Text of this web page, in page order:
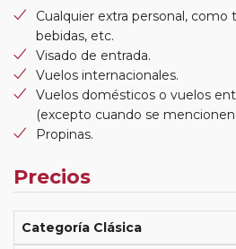
Cualquier extra personal, como
bebidas, etc.
Visado de entrada.
Vuelos internacionales.
Vuelos domésticos o vuelos
(excepto cuando se
Propinas.
Precios
Categoría Clásica